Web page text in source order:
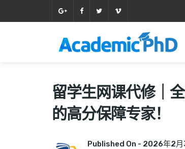
留学生网课代修｜
的高分保障专家！
Published On - 2026年2月